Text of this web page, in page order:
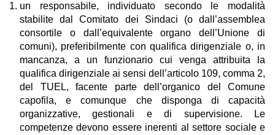
un responsabile, individuato secondo le modalità
stabilite dal Comitato dei Sindaci (o dall’assemblea
consortile o dall’equivalente organo dell’Unione di
comuni), preferibilmente con qualifica dirigenziale o, in
mancanza, a un funzionario cui venga attribuita la
qualifica dirigenziale ai sensi dell’articolo 109, comma 2,
del TUEL, facente parte dell’organico del Comune
capofila, e comunque che disponga di capacità
organizzative, gestionali e di supervisione. Le
competenze devono essere inerenti al settore sociale e